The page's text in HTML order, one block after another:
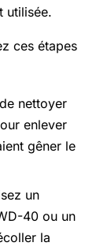
utilisée.
ces étapes
nettoyer
enlever
gêner le
un
40 ou un
la